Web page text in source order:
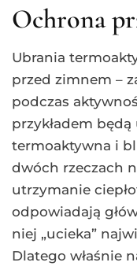
Ochrona
Ubrania
przed zimnem –
podczas
przykładem
termoaktywna i
dwóch rzeczach
utrzymanie
odpowiadają
niej „ucieka”
Dlatego właśnie